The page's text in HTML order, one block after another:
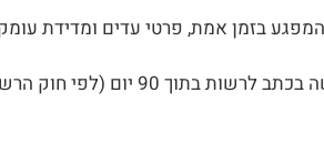
בזמן אמת, פרטי עדים ומדידת
– דרישה בכתב לרשות בתוך 90